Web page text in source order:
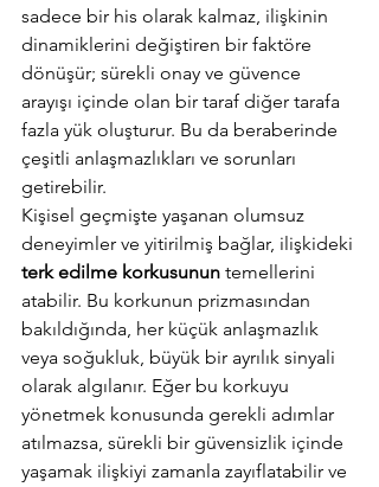
sadece bir his olarak kalmaz, ilişkinin
dinamiklerini değiştiren bir faktöre
dönüşür; sürekli onay ve güvence
arayışı içinde olan bir taraf diğer tarafa
fazla yük oluşturur. Bu da beraberinde
çeşitli anlaşmazlıkları ve sorunları
getirebilir.
Kişisel geçmişte yaşanan olumsuz
deneyimler ve yitirilmiş bağlar, ilişkideki
terk edilme korkusunun temellerini
atabilir. Bu korkunun prizmasından
bakıldığında, her küçük anlaşmazlık
veya soğukluk, büyük bir ayrılık sinyali
olarak algılanır. Eğer bu korkuyu
yönetmek konusunda gerekli adımlar
atılmazsa, sürekli bir güvensizlik içinde
yaşamak ilişkiyi zamanla zayıflatabilir ve